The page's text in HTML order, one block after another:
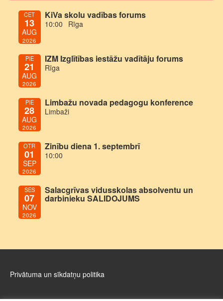
CET
13
AUG
2026
KiVa skolu vadības forums
10:00 Rīga
PIE
21
AUG
2026
IZM Izglītības iestāžu vadītāju forums
Rīga
PIE
28
AUG
2026
Limbažu novada pedagogu konference
Limbaži
OTR
01
SEP
2026
Zinību diena 1. septembrī
10:00
SES
07
NOV
2026
Salacgrīvas vidusskolas absolventu un
darbinieku SALIDOJUMS
Privātuma un sīkdatņu politika